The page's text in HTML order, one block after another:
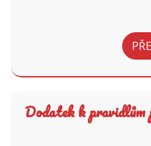
Dodatek k pravidlům